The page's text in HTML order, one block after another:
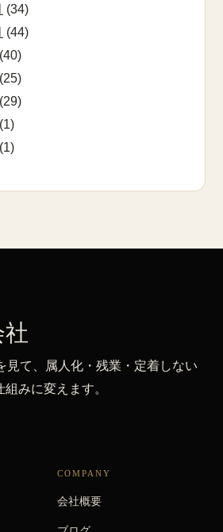
(34)
(44)
(40)
(25)
(29)
(1)
(1)
見て、属人化・残業・定着しない
みに変えます。
COMPANY
会社概要